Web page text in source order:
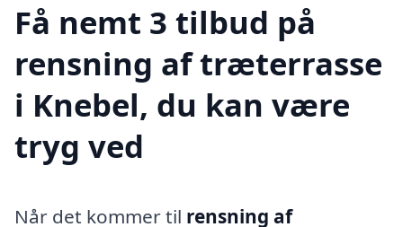
Få nemt 3 tilbud på
rensning af træterrasse
i Knebel, du kan være
tryg ved
Når det kommer til rensning af